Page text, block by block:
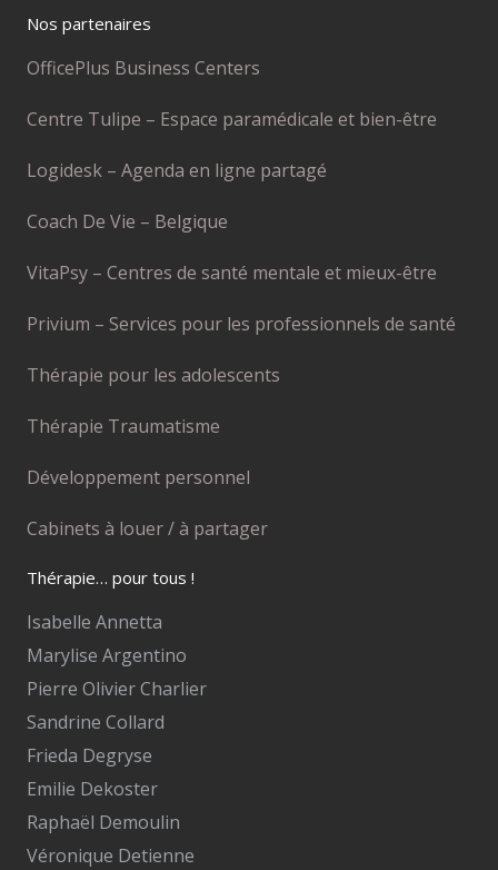
Nos partenaires
OfficePlus Business Centers
Centre Tulipe – Espace paramédicale et bien-être
Logidesk – Agenda en ligne partagé
Coach De Vie – Belgique
VitaPsy – Centres de santé mentale et mieux-être
Privium – Services pour les professionnels de santé
Thérapie pour les adolescents
Thérapie Traumatisme
Développement personnel
Cabinets à louer / à partager
Thérapie… pour tous !
Isabelle Annetta
Marylise Argentino
Pierre Olivier Charlier
Sandrine Collard
Frieda Degryse
Emilie Dekoster
Raphaël Demoulin
Véronique Detienne